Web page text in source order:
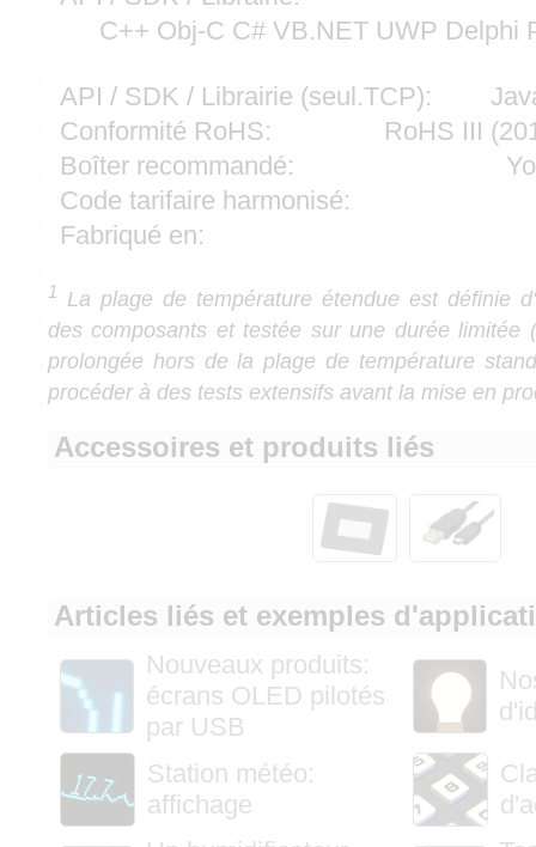
C++ Obj-C C# VB.NET UWP Delphi
API / SDK / Librairie (seul.TCP):
Conformité RoHS:
RoHS III
Boîter recommandé:
Code tarifaire harmonisé:
Fabriqué en:
1
La plage de température étendue est définie
des composants et testée sur une durée limitée
prolongée hors de la plage de température
procéder à des tests extensifs avant la mise en
Accessoires et produits liés
Articles liés et exemples
Nouveaux produits:
écrans OLED pilotés
par USB
Station météo:
affichage